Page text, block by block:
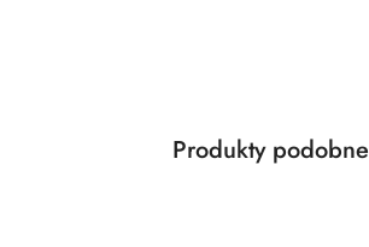
Pomiń karuzelę produktów
Produkty
Produkty podobne